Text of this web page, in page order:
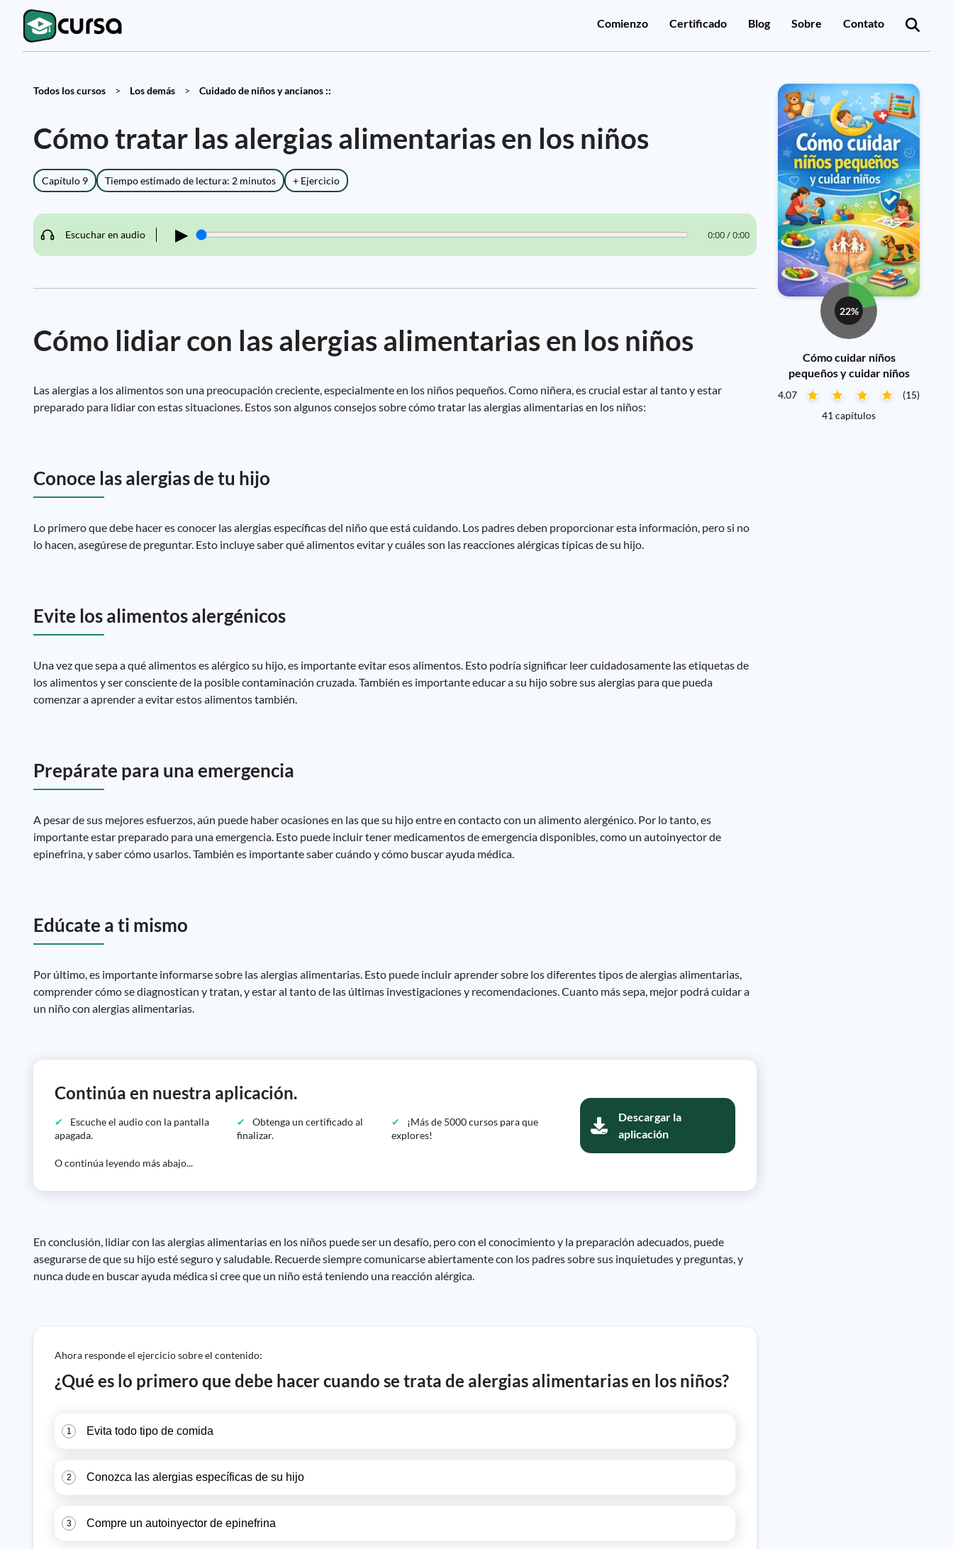
Comienzo Certificado Blog Sobre Contato
Todos los cursos > Los demás > Cuidado de niños y ancianos ::
Cómo tratar las alergias alimentarias en los niños
Capítulo 9 Tiempo estimado de lectura: 2 minutos + Ejercicio
Escuchar en audio ▶ 0:00 / 0:00
Cómo lidiar con las alergias alimentarias en los niños
Las alergias a los alimentos son una preocupación creciente, especialmente en los niños pequeños. Como niñera, es crucial estar al tanto y estar
preparado para lidiar con estas situaciones. Estos son algunos consejos sobre cómo tratar las alergias alimentarias en los niños:
Conoce las alergias de tu hijo
Lo primero que debe hacer es conocer las alergias específicas del niño que está cuidando. Los padres deben proporcionar esta información, pero si no
lo hacen, asegúrese de preguntar. Esto incluye saber qué alimentos evitar y cuáles son las reacciones alérgicas típicas de su hijo.
Evite los alimentos alergénicos
Una vez que sepa a qué alimentos es alérgico su hijo, es importante evitar esos alimentos. Esto podría significar leer cuidadosamente las etiquetas de
los alimentos y ser consciente de la posible contaminación cruzada. También es importante educar a su hijo sobre sus alergias para que pueda
comenzar a aprender a evitar estos alimentos también.
Prepárate para una emergencia
A pesar de sus mejores esfuerzos, aún puede haber ocasiones en las que su hijo entre en contacto con un alimento alergénico. Por lo tanto, es
importante estar preparado para una emergencia. Esto puede incluir tener medicamentos de emergencia disponibles, como un autoinyector de
epinefrina, y saber cómo usarlos. También es importante saber cuándo y cómo buscar ayuda médica.
Edúcate a ti mismo
Por último, es importante informarse sobre las alergias alimentarias. Esto puede incluir aprender sobre los diferentes tipos de alergias alimentarias,
comprender cómo se diagnostican y tratan, y estar al tanto de las últimas investigaciones y recomendaciones. Cuanto más sepa, mejor podrá cuidar a
un niño con alergias alimentarias.
Continúa en nuestra aplicación.
Escuche el audio con la pantalla
apagada.
Obtenga un certificado al
finalizar.
¡Más de 5000 cursos para que
explores!
O continúa leyendo más abajo...
Descargar la
aplicación
En conclusión, lidiar con las alergias alimentarias en los niños puede ser un desafío, pero con el conocimiento y la preparación adecuados, puede
asegurarse de que su hijo esté seguro y saludable. Recuerde siempre comunicarse abiertamente con los padres sobre sus inquietudes y preguntas, y
nunca dude en buscar ayuda médica si cree que un niño está teniendo una reacción alérgica.
Ahora responde el ejercicio sobre el contenido:
¿Qué es lo primero que debe hacer cuando se trata de alergias alimentarias en los niños?
1 Evita todo tipo de comida
2 Conozca las alergias específicas de su hijo
3 Compre un autoinyector de epinefrina
22%
Cómo cuidar niños
pequeños y cuidar niños
4.07
(15)
41 capítulos